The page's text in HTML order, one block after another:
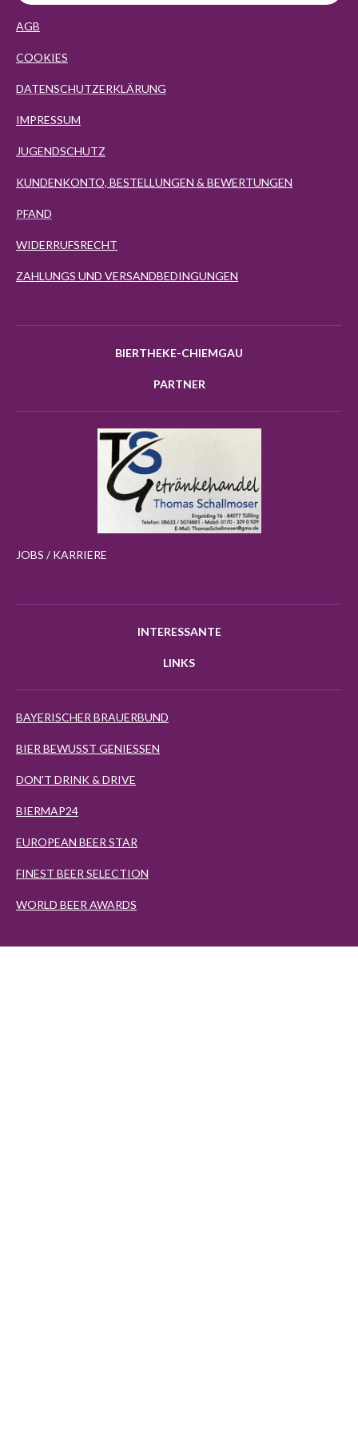
AGB
COOKIES
DATENSCHUTZERKLÄRUNG
IMPRESSUM
JUGENDSCHUTZ
KUNDENKONTO, BESTELLUNGEN & BEWERTUNGEN
PFAND
WIDERRUFSRECHT
ZAHLUNGS UND VERSANDBEDINGUNGEN
BIERTHEKE-CHIEMGAU
PARTNER
JOBS / KARRIERE
INTERESSANTE
LINKS
BAYERISCHER BRAUERBUND
BIER BEWUSST GENIESSEN
DON'T DRINK & DRIVE
BIERMAP24
EUROPEAN BEER STAR
FINEST BEER SELECTION
WORLD BEER AWARDS